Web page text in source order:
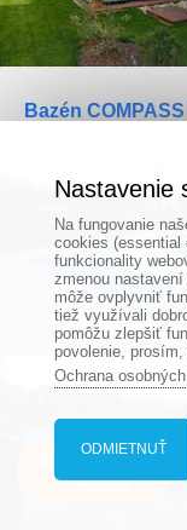
Compass
Bazén
Nastavenie
Na fungovanie
cookies (essential
funkcionality
zmenou
môže ovplyvniť
tiež využívali
pomôžu zlepšiť
povolenie,
Ochrana
ODMIETNUŤ